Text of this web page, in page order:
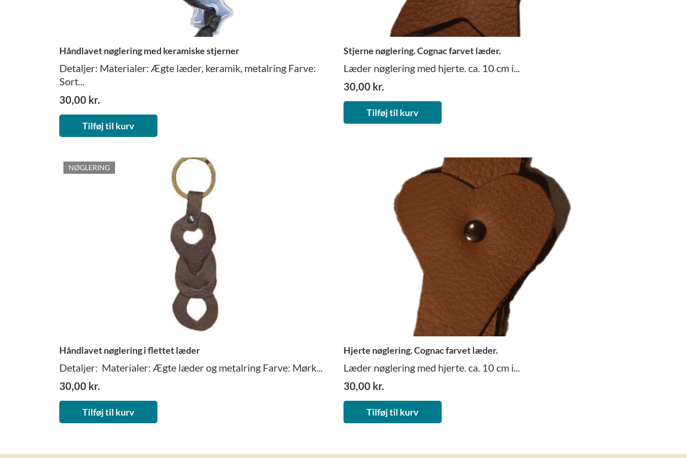
Håndlavet nøglering med keramiske stjerner
Detaljer: Materialer: Ægte læder, keramik, metalring Farve:
Sort...
30,00 kr.
Tilføj til kurv
Stjerne nøglering. Cognac farvet læder.
Læder nøglering med hjerte. ca. 10 cm i...
30,00 kr.
Tilføj til kurv
NØGLERING
Håndlavet nøglering i flettet læder
Detaljer: Materialer: Ægte læder og metalring Farve: Mørk...
30,00 kr.
Tilføj til kurv
Hjerte nøglering. Cognac farvet læder.
Læder nøglering med hjerte. ca. 10 cm i...
30,00 kr.
Tilføj til kurv